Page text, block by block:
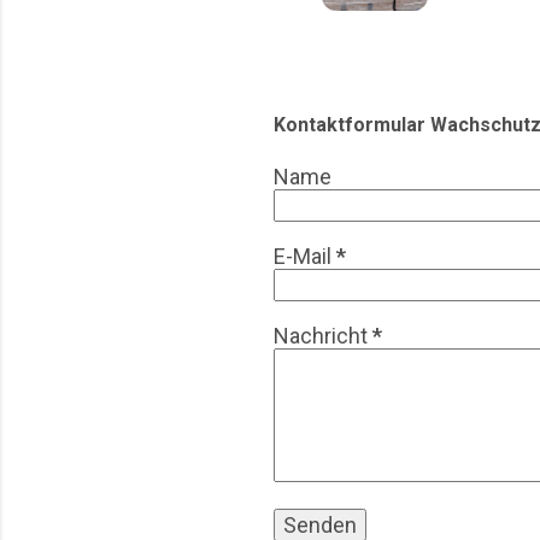
Kontaktformular
Name
E-Mail *
Nachricht*